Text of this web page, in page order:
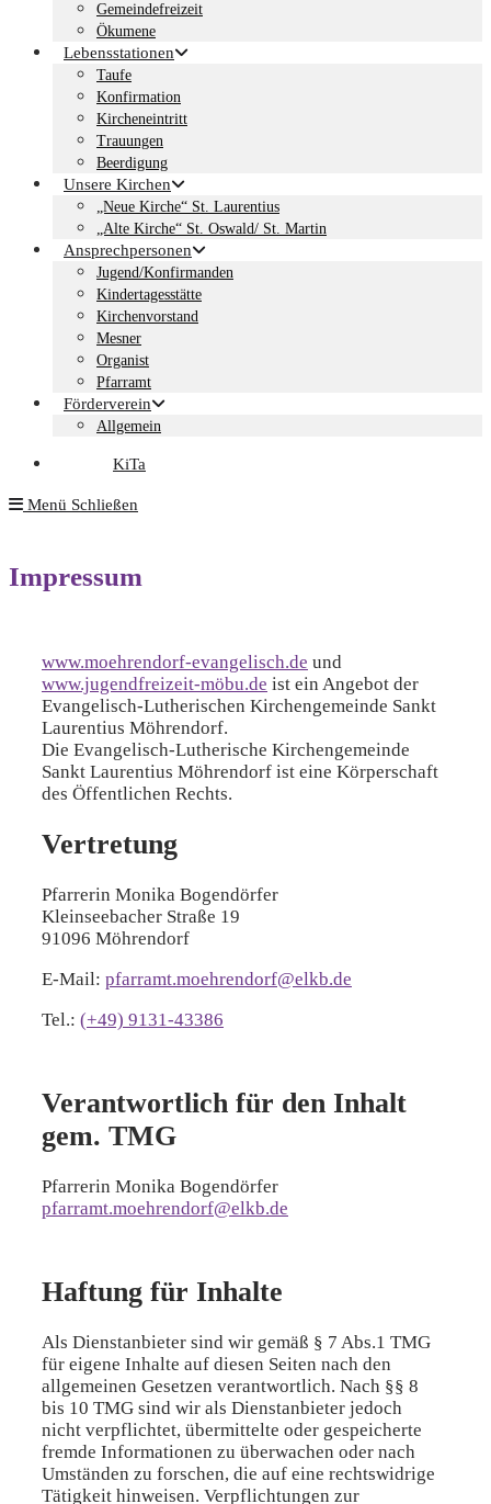
Gemeindefreizeit
Ökumene
Lebensstationen
Taufe
Konfirmation
Kircheneintritt
Trauungen
Beerdigung
Unsere Kirchen
„Neue Kirche“ St. Laurentius
„Alte Kirche“ St. Oswald/ St. Martin
Ansprechpersonen
Jugend/Konfirmanden
Kindertagesstätte
Kirchenvorstand
Mesner
Organist
Pfarramt
Förderverein
Allgemein
KiTa
Menü Schließen
Impressum
www.moehrendorf-evangelisch.de und
www.jugendfreizeit-möbu.de ist ein Angebot der
Evangelisch-Lutherischen Kirchengemeinde Sankt
Laurentius Möhrendorf.
Die Evangelisch-Lutherische Kirchengemeinde
Sankt Laurentius Möhrendorf ist eine Körperschaft
des Öffentlichen Rechts.
Vertretung
Pfarrerin Monika Bogendörfer
Kleinseebacher Straße 19
91096 Möhrendorf
E-Mail: pfarramt.moehrendorf@elkb.de
Tel.: (+49) 9131-43386
Verantwortlich für den Inhalt
gem. TMG
Pfarrerin Monika Bogendörfer
pfarramt.moehrendorf@elkb.de
Haftung für Inhalte
Als Dienstanbieter sind wir gemäß § 7 Abs.1 TMG
für eigene Inhalte auf diesen Seiten nach den
allgemeinen Gesetzen verantwortlich. Nach §§ 8
bis 10 TMG sind wir als Dienstanbieter jedoch
nicht verpflichtet, übermittelte oder gespeicherte
fremde Informationen zu überwachen oder nach
Umständen zu forschen, die auf eine rechtswidrige
Tätigkeit hinweisen. Verpflichtungen zur